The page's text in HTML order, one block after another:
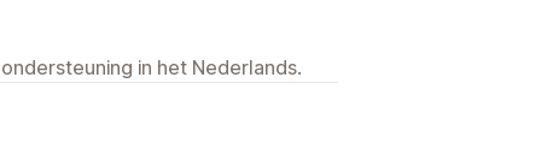
in het Nederlands.